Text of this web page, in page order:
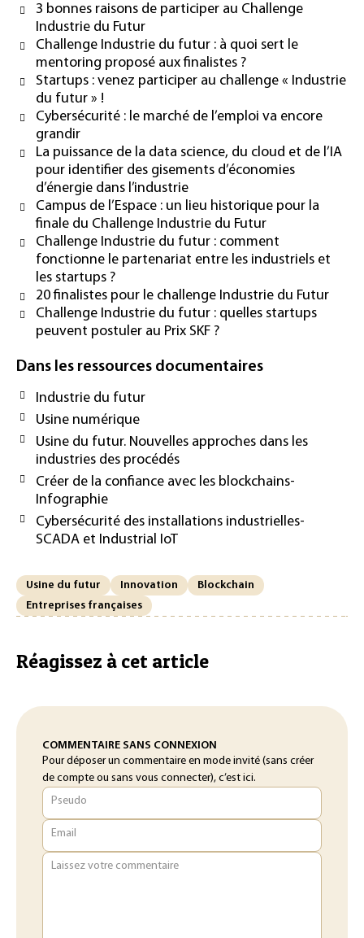
3 bonnes raisons de participer au Challenge
Industrie du Futur
Challenge Industrie du futur : à quoi sert le
mentoring proposé aux finalistes ?
Startups : venez participer au challenge « Industrie
du futur » !
Cybersécurité : le marché de l’emploi va encore
grandir
La puissance de la data science, du cloud et de l’IA
pour identifier des gisements d’économies
d’énergie dans l’industrie
Campus de l’Espace : un lieu historique pour la
finale du Challenge Industrie du Futur
Challenge Industrie du futur : comment
fonctionne le partenariat entre les industriels et
les startups ?
20 finalistes pour le challenge Industrie du Futur
Challenge Industrie du futur : quelles startups
peuvent postuler au Prix SKF ?
Dans les ressources documentaires
Industrie du futur
Usine numérique
Usine du futur. Nouvelles approches dans les
industries des procédés
Créer de la confiance avec les blockchains-
Infographie
Cybersécurité des installations industrielles-
SCADA et Industrial IoT
Usine du futur Innovation
Blockchain
Entreprises françaises
Réagissez à cet article
COMMENTAIRE SANS CONNEXION
Pour déposer un commentaire en mode invité (sans créer
de compte ou sans vous connecter), c’est ici.
Pseudo
Email
Laissez votre commentaire